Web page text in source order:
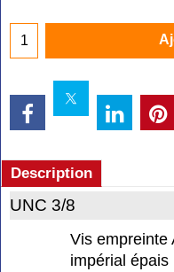
Description
UNC 3/8
Vis empreinte
impérial épais